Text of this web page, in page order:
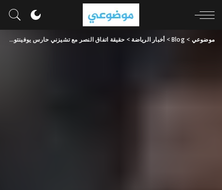
موضوعي >
Blog
> أخبار الرياضة > حقيقة اتفاق النصر مع تشيزني حارس يوفينتوس